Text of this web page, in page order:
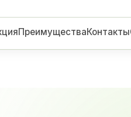
ПреимуществаКонтакты